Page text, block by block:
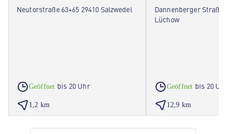
Neutorstraße 63+65 29410 Salzwedel
Geöffnet bis 20 Uhr
1,2 km
Dannenberger Straße
Lüchow
Geöffnet bis 20
12,9 km